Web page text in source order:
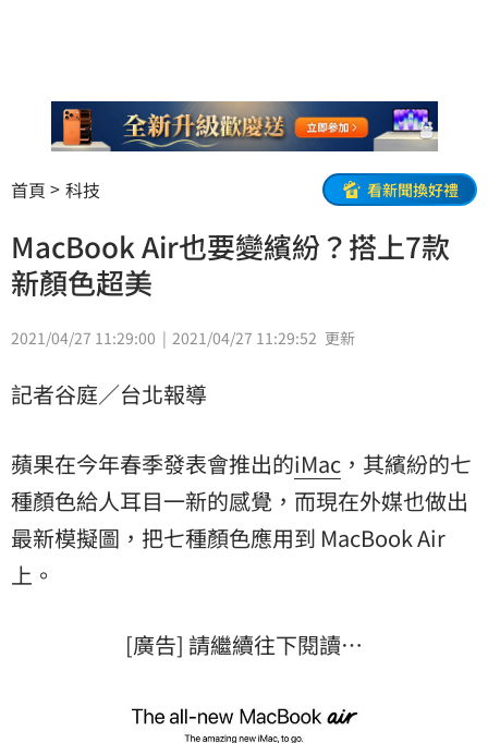
首頁 科技 看新聞換好禮
MacBook Air也要變繽紛？搭上7款
新顏色超美
2021/04/27 11:29:00 2021/04/27 11:29:52 更新
記者谷庭／台北報導
蘋果在今年春季發表會推出的iMac ，其繽紛的七
種顏色給人耳目一新的感覺，而現在外媒也做出
最新模擬圖，把七種顏色應用到 MacBook Air
上。
[廣告] 請繼續往下閱讀…